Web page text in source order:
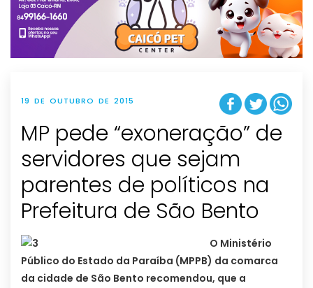
t
i
o
n
19 DE OUTUBRO DE 2015
MP pede “exoneração” de
servidores que sejam
parentes de políticos na
Prefeitura de São Bento
O Ministério
Público do Estado da Paraíba (MPPB) da comarca
da cidade de São Bento recomendou, que a